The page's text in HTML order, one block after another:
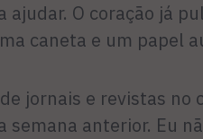
ajudar. O coração já
caneta e um papel
jornais e revistas no
semana anterior. Eu